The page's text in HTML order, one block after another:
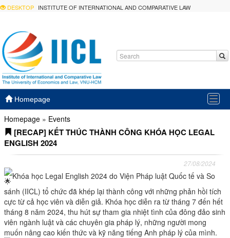
DESKTOP INSTITUTE OF INTERNATIONAL AND COMPARATIVE LAW
Homepage
Homepage » Events
[RECAP] KẾT THÚC THÀNH CÔNG KHÓA HỌC LEGAL
ENGLISH 2024
27/08/2024
Khóa học Legal English 2024 do Viện Pháp luật Quốc tế và So
sánh (IICL) tổ chức đã khép lại thành công với những phản hồi tích
cực từ cả học viên và diễn giả. Khóa học diễn ra từ tháng 7 đến hết
tháng 8 năm 2024, thu hút sự tham gia nhiệt tình của đông đảo sinh
viên ngành luật và các chuyên gia pháp lý, những người mong
muốn nâng cao kiến thức và kỹ năng tiếng Anh pháp lý của mình.